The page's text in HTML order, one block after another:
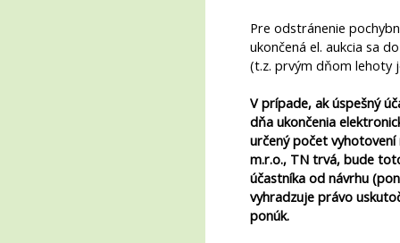
Pre odstránenie
ukončená el. aukcia sa
(t.z. prvým dňom lehoty
V prípade, ak úspešný
dňa ukončenia
určený počet
m.r.o., TN trvá, bude
účastníka od návrhu
vyhradzuje právo
ponúk.